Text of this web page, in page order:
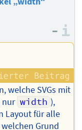
–
welche SVGs mit
nur width ),
Layout für alle
Grund